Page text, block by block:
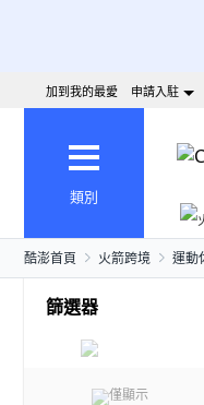
加到我的最愛 申請入駐
類別
酷澎首頁 火箭跨境 運動
篩選器
僅顯示